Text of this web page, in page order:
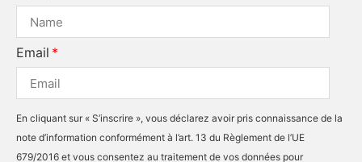
Email
En cliquant sur « S’inscrire », vous déclarez avoir pris connaissance de la
note d’information conformément à l’art. 13 du Règlement de l’UE
679/2016 et vous consentez au traitement de vos données pour